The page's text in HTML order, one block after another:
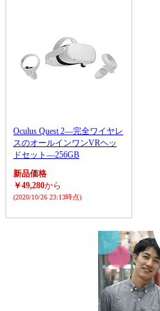
Oculus Quest 2―完全ワイヤレ
スのオールインワンVRヘッ
ドセット―256GB
新品価格
￥49,280から
(2020/10/26 23:13時点)